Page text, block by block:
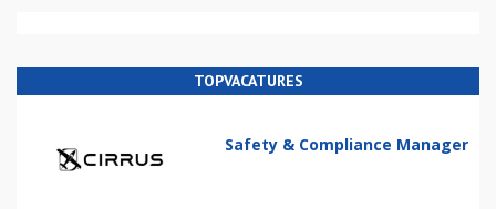
TOPVACATURES
Safety & Compliance Manager